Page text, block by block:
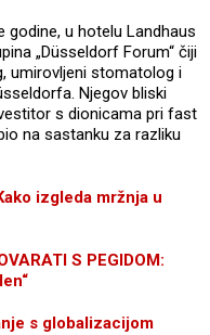
godine, u hotelu Landhaus
„Düsseldorf Forum“ čiji
umirovljeni stomatolog i
Njegov bliski
s dionicama pri fast
na sastanku za razliku
izgleda mržnja u
S PEGIDOM:
s globalizacijom